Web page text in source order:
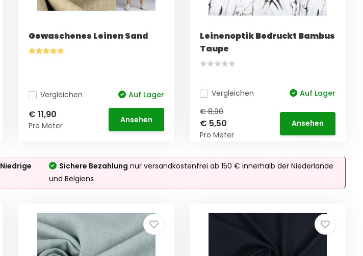
Gewaschenes Leinen Sand
Vergleichen Auf Lager
€ 11,90
Pro Meter
Ansehen
Leinenoptik Bedruckt Bambus
Taupe
Vergleichen
Auf Lager
€ 8,90
€ 5,50
Pro Meter
Ansehen
Niedrige
Sichere Bezahlung nur versandkostenfrei ab 150 € innerhalb der Niederlande
und Belgiens